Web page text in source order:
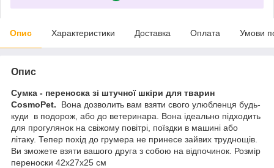
Опис Характеристики Доставка Оплата Умови
Опис
Сумка - переноска зі штучної шкіри для тварин
CosmoPet. Вона дозволить вам взяти свого улюбленця будь-
куди в подорож, або до ветеринара. Вона ідеально підходить
для прогулянок на свіжому повітрі, поїздки в машині або
літаку. Тепер похід до грумера не принесе зайвих труднощів.
Ви зможете взяти вашого друга з собою на відпочинок. Розмір
переноски 42x27x25 см